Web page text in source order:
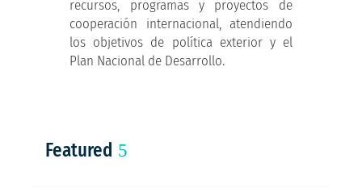
recursos, programas y proyectos de
cooperación internacional, atendiendo
los objetivos de política exterior y el
Plan Nacional de Desarrollo.
Featured